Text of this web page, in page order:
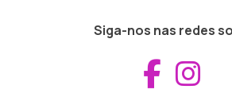
Siga-nos nas redes